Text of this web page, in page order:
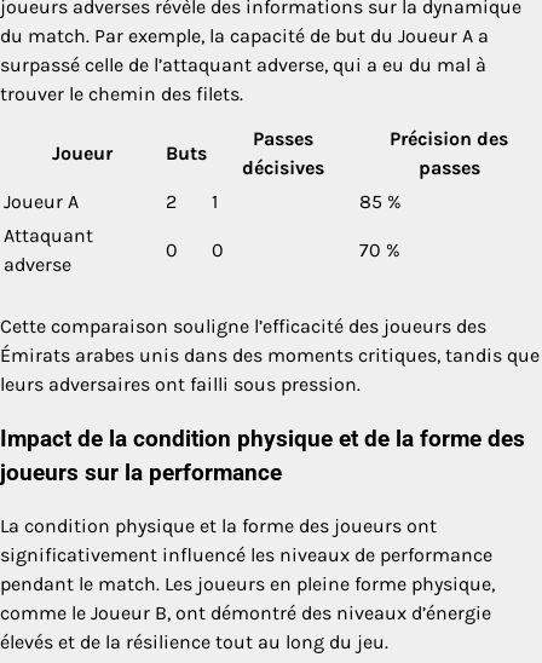
joueurs adverses révèle des informations sur la dynamique
du match. Par exemple, la capacité de but du Joueur A a
surpassé celle de l’attaquant adverse, qui a eu du mal à
trouver le chemin des filets.
Joueur Buts
Passes
décisives
Précision des
passes
Joueur A
2 1
85 %
Attaquant
adverse
0 0 70 %
Cette comparaison souligne l’efficacité des joueurs des
Émirats arabes unis dans des moments critiques, tandis que
leurs adversaires ont failli sous pression.
Impact de la condition physique et de la forme des
joueurs sur la performance
La condition physique et la forme des joueurs ont
significativement influencé les niveaux de performance
pendant le match. Les joueurs en pleine forme physique,
comme le Joueur B, ont démontré des niveaux d’énergie
élevés et de la résilience tout au long du jeu.